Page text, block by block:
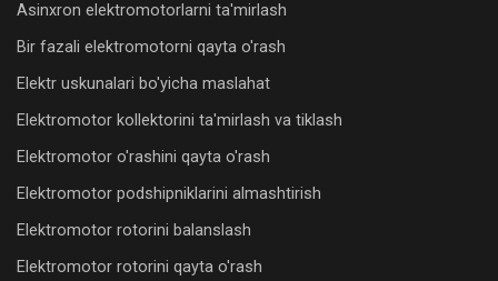
Asinxron elektromotorlarni ta'mirlash
Bir fazali elektromotorni qayta o'rash
Elektr uskunalari bo'yicha maslahat
Elektromotor kollektorini ta'mirlash va tiklash
Elektromotor o'rashini qayta o'rash
Elektromotor podshipniklarini almashtirish
Elektromotor rotorini balanslash
Elektromotor rotorini qayta o'rash